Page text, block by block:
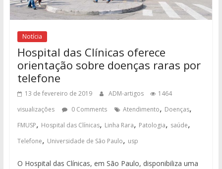
Notícia
Hospital das Clínicas oferece
orientação sobre doenças raras por
telefone
13 de fevereiro de 2019 ADM-artigos
1464
visualizações
0 Comments Atendimento, Doenças,
FMUSP, Hospital das Clínicas, Linha Rara, Patologia, saúde,
Telefone, Universidade de São Paulo, usp
O Hospital das Clínicas, em São Paulo, disponibiliza uma